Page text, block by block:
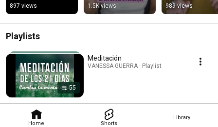
Home Shorts
Library
#comunicacionnove
rbal
#coachingemociona
l
897 views
más empatico
#coaching
#lenguajecorporal
1.5K views 989 views
Playlists
55
Meditación
VANESSA GUERRA · Playlist